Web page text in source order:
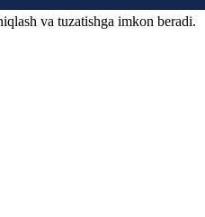
va tuzatishga imkon beradi.